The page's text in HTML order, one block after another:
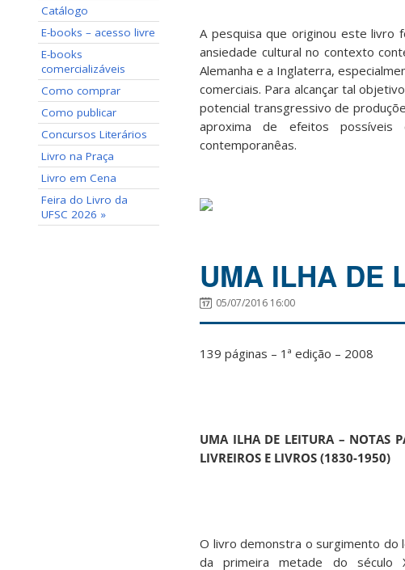
Catálogo
E-books – acesso livre
E-books
comercializáveis
Como comprar
Como publicar
Concursos Literários
Livro na Praça
Livro em Cena
Feira do Livro da
UFSC 2026 »
A pesquisa que originou este livro
ansiedade cultural no contexto
Alemanha e a Inglaterra,
comerciais. Para alcançar tal
potencial transgressivo de
aproxima de efeitos possíveis
contemporanêas.
UMA ILHA DE
05/07/2016 16:00
139 páginas – 1ª edição – 2008
UMA ILHA DE LEITURA – NOTAS
LIVREIROS E LIVROS (1830-1950)
O livro demonstra o surgimento do
da primeira metade do século